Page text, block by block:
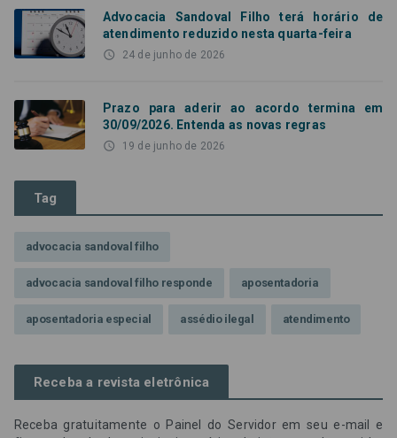
Advocacia Sandoval Filho terá horário de
atendimento reduzido nesta quarta-feira
access_time 24 de junho de 2026
Prazo para aderir ao acordo termina em
30/09/2026. Entenda as novas regras
access_time 19 de junho de 2026
Tag
advocacia sandoval filho
advocacia sandoval filho responde aposentadoria
aposentadoria especial assédio ilegal atendimento
credores prioritários Dia do Servidor Público
Receba a revista eletrônica
Receba gratuitamente o Painel do Servidor em seu e-mail e